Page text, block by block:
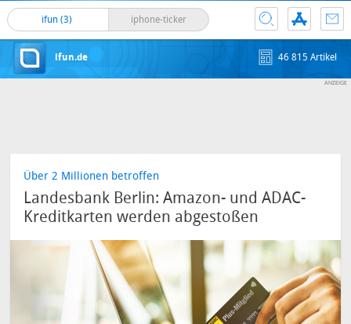
ifun (3) iphone-ticker
ifun.de 46 815 Artikel
Über 2 Millionen betroffen
Landesbank Berlin: Amazon- und ADAC-
Kreditkarten werden abgestoßen